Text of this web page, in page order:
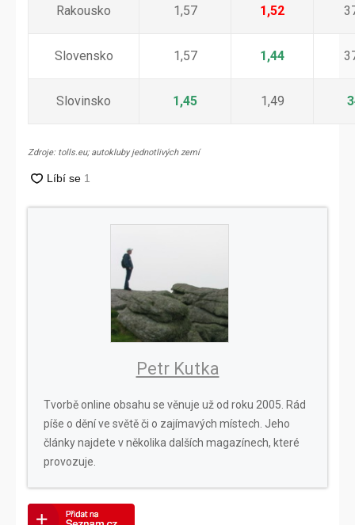
Rakousko 1,57 1,52
Slovensko 1,57 1,44
Slovinsko 1,45 1,49
Zdroje: tolls.eu; autokluby jednotlivých zemí
Petr Kutka
Tvorbě online obsahu se věnuje už od roku 2005. Rád
píše o dění ve světě či o zajímavých místech. Jeho
články najdete v několika dalších magazínech, které
provozuje.